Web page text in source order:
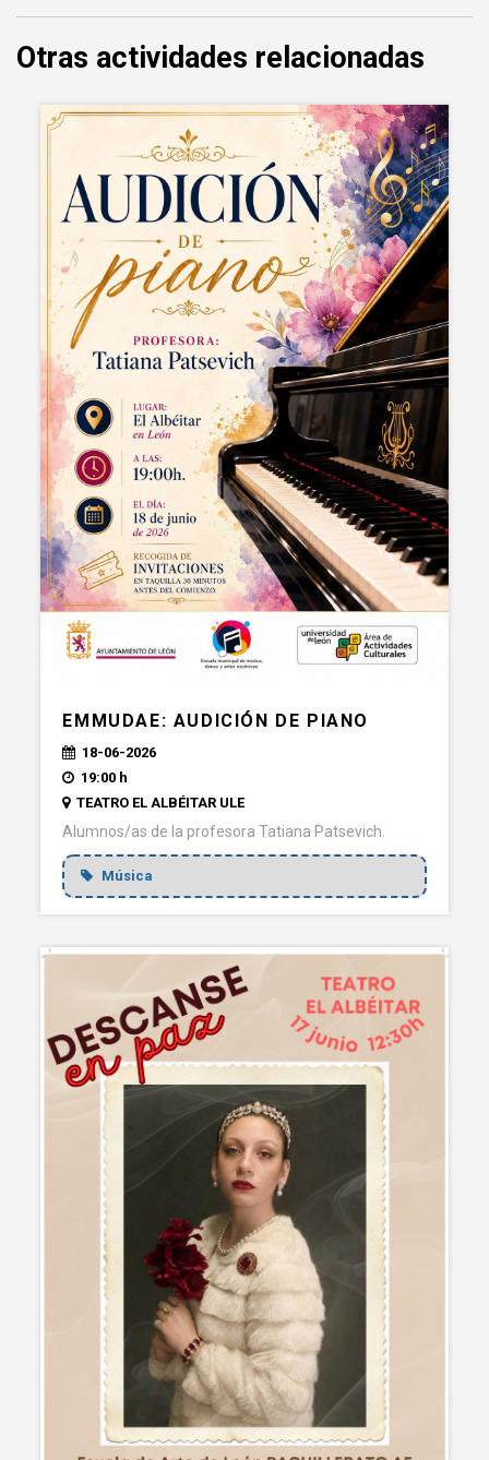
Otras actividades relacionadas
EMMUDAE: AUDICIÓN DE PIANO
18-06-2026
19:00 h
TEATRO EL ALBÉITAR ULE
Alumnos/as de la profesora Tatiana Patsevich.
Música